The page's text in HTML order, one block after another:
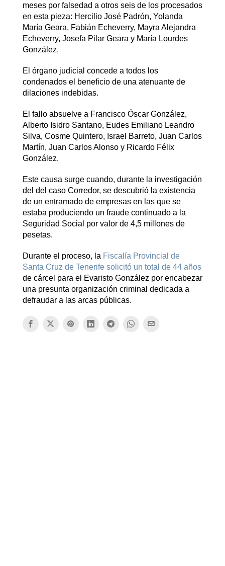
meses por falsedad a otros seis de los procesados
en esta pieza: Hercilio José Padrón, Yolanda
María Geara, Fabián Echeverry, Mayra Alejandra
Echeverry, Josefa Pilar Geara y María Lourdes
González.
El órgano judicial concede a todos los
condenados el beneficio de una atenuante de
dilaciones indebidas.
El fallo absuelve a Francisco Óscar González,
Alberto Isidro Santano, Eudes Emiliano Leandro
Silva, Cosme Quintero, Israel Barreto, Juan Carlos
Martín, Juan Carlos Alonso y Ricardo Félix
González.
Este causa surge cuando, durante la investigación
del del caso Corredor, se descubrió la existencia
de un entramado de empresas en las que se
estaba produciendo un fraude continuado a la
Seguridad Social por valor de 4,5 millones de
pesetas.
Durante el proceso, la Fiscalía Provincial de
Santa Cruz de Tenerife solicitó un total de 44 años
de cárcel para el Evaristo González por encabezar
una presunta organización criminal dedicada a
defraudar a las arcas públicas.